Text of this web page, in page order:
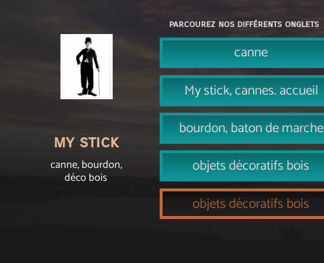
canne
My stick, cannes. accueil
bourdon, baton de marche
objets décoratifs bois
objets décoratifs bois
my stick
canne, bourdon,
déco bois
parcourez nos différents onglets